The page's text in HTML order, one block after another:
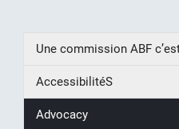
Une commission ABF
AccessibilitéS
Advocacy